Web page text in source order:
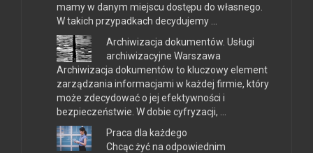
mamy w danym miejscu dostępu do własnego.
W takich przypadkach decydujemy …
Archiwizacja dokumentów. Usługi
archiwizacyjne Warszawa
Archiwizacja dokumentów to kluczowy element
zarządzania informacjami w każdej firmie, który
może zdecydować o jej efektywności i
bezpieczeństwie. W dobie cyfryzacji, …
Praca dla każdego
Chcąc żyć na odpowiednim